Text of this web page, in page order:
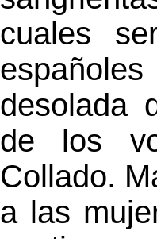
cuales
desolada
de los
Collado.
a las